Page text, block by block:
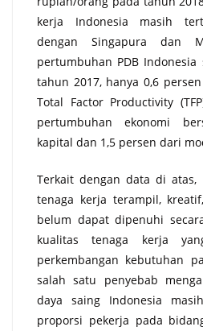
kerja Indonesia masih
dengan Singapura dan
pertumbuhan PDB
tahun 2017, hanya 0,6
Total Factor Productivity
pertumbuhan ekonomi
kapital dan 1,5 persen dari
Terkait dengan data di
tenaga kerja terampil,
belum dapat dipenuhi
kualitas tenaga kerja
perkembangan kebutuhan
salah satu penyebab
daya saing Indonesia
proporsi pekerja pada